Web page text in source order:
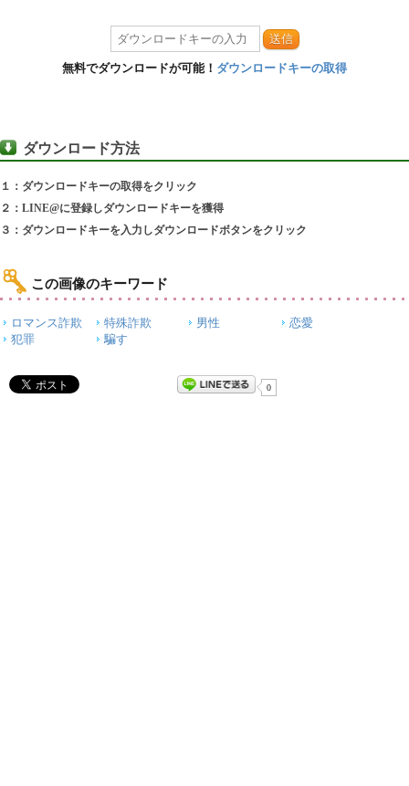
送信
無料でダウンロードが可能！ ダウンロードキーの取得
ダウンロード方法
１：ダウンロードキーの取得をクリック
２：LINE@に登録しダウンロードキーを獲得
３：ダウンロードキーを入力しダウンロードボタンをクリック
この画像のキーワード
ロマンス詐欺 特殊詐欺 男性
恋愛
犯罪
騙す
0